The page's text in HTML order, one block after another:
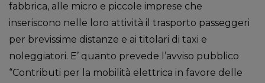
fabbrica, alle micro e piccole imprese che
inseriscono nelle loro attività il trasporto passeggeri
per brevissime distanze e ai titolari di taxi e
noleggiatori. E’ quanto prevede l’avviso pubblico
“Contributi per la mobilità elettrica in favore delle